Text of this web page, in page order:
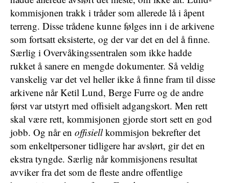
kommisjonen trakk i tråder som allerede lå i åpent
terreng. Disse trådene kunne følges inn i de arkivene
som fortsatt eksisterte, og der var det en del å finne.
Særlig i Overvåkingssentralen som ikke hadde
rukket å sanere en mengde dokumenter. Så veldig
vanskelig var det vel heller ikke å finne fram til disse
arkivene når Ketil Lund, Berge Furre og de andre
først var utstyrt med offisielt adgangskort. Men rett
skal være rett, kommisjonen gjorde stort sett en god
jobb. Og når en offisiellkommisjon bekrefter det
som enkeltpersoner tidligere har avslørt, gir det en
ekstra tyngde. Særlig når kommisjonens resultat
avviker fra det som de fleste andre offentlige